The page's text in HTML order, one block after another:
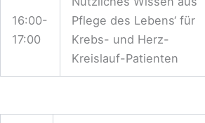
16:00-
17:00
Pflege des Lebens‘ für
Krebs- und Herz-
Kreislauf-Patienten